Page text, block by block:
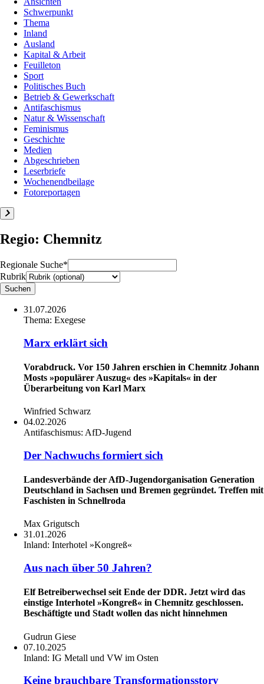
Schwerpunkt
Thema
Inland
Ausland
Kapital & Arbeit
Feuilleton
Sport
Politisches Buch
Betrieb & Gewerkschaft
Antifaschismus
Natur & Wissenschaft
Feminismus
Geschichte
Medien
Abgeschrieben
Leserbriefe
Wochenendbeilage
Fotoreportagen
Regio: Chemnitz
Regionale Suche*
Rubrik
31.07.2026
Thema: Exegese
Marx erklärt sich
Vorabdruck. Vor 150 Jahren erschien in Chemnitz Johann
Mosts »populärer Auszug« des »Kapitals« in der
Überarbeitung von Karl Marx
Winfried Schwarz
04.02.2026
Antifaschismus: AfD-Jugend
Der Nachwuchs formiert sich
Landesverbände der AfD-Jugendorganisation Generation
Deutschland in Sachsen und Bremen gegründet. Treffen mit
Faschisten in Schnellroda
Max Grigutsch
31.01.2026
Inland: Interhotel »Kongreß«
Aus nach über 50 Jahren?
Elf Betreiberwechsel seit Ende der DDR. Jetzt wird das
einstige Interhotel »Kongreß« in Chemnitz geschlossen.
Beschäftigte und Stadt wollen das nicht hinnehmen
Gudrun Giese
07.10.2025
Inland: IG Metall und VW im Osten
Keine brauchbare Transformationsstory